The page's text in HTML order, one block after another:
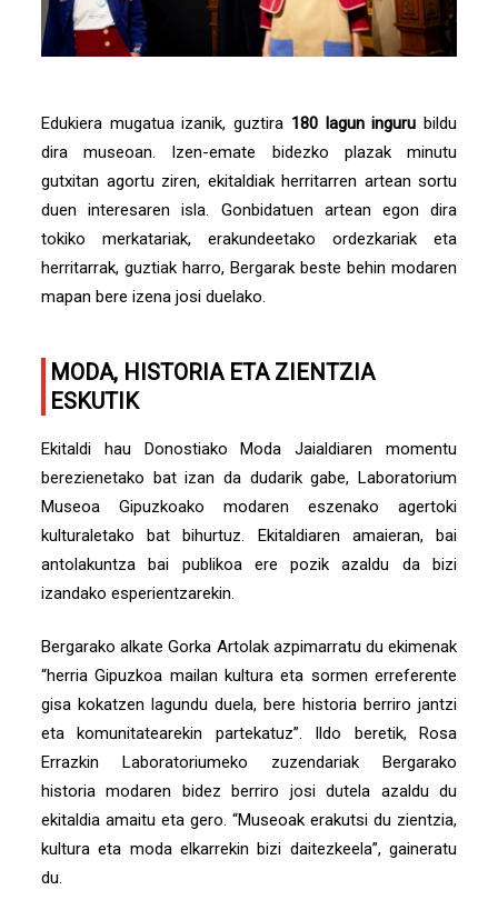
Edukiera mugatua izanik, guztira 180 lagun inguru bildu
dira museoan. Izen-emate bidezko plazak minutu
gutxitan agortu ziren, ekitaldiak herritarren artean sortu
duen interesaren isla. Gonbidatuen artean egon dira
tokiko merkatariak, erakundeetako ordezkariak eta
herritarrak, guztiak harro, Bergarak beste behin modaren
mapan bere izena josi duelako.
MODA, HISTORIA ETA ZIENTZIA
ESKUTIK
Ekitaldi hau Donostiako Moda Jaialdiaren momentu
berezienetako bat izan da dudarik gabe, Laboratorium
Museoa Gipuzkoako modaren eszenako agertoki
kulturaletako bat bihurtuz. Ekitaldiaren amaieran, bai
antolakuntza bai publikoa ere pozik azaldu da bizi
izandako esperientzarekin.
Bergarako alkate Gorka Artolak azpimarratu du ekimenak
“herria Gipuzkoa mailan kultura eta sormen erreferente
gisa kokatzen lagundu duela, bere historia berriro jantzi
eta komunitatearekin partekatuz”. Ildo beretik, Rosa
Errazkin Laboratoriumeko zuzendariak Bergarako
historia modaren bidez berriro josi dutela azaldu du
ekitaldia amaitu eta gero. “Museoak erakutsi du zientzia,
kultura eta moda elkarrekin bizi daitezkeela”, gaineratu
du.